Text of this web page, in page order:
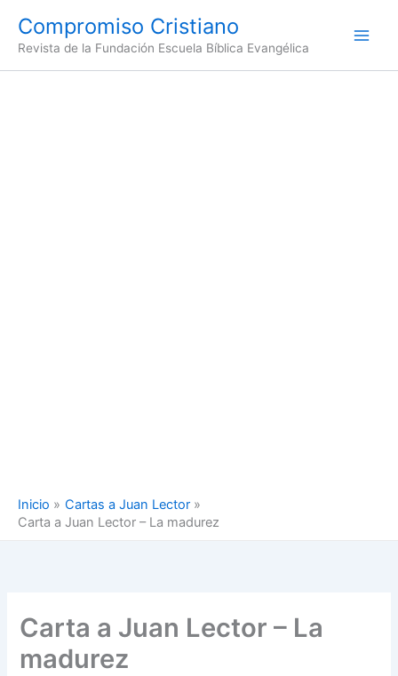
contenido
Compromiso Cristiano
Revista de la Fundación Escuela Bíblica Evangélica
Inicio
Cartas a Juan Lector
Carta a Juan Lector – La madurez
Carta a Juan Lector – La
madurez